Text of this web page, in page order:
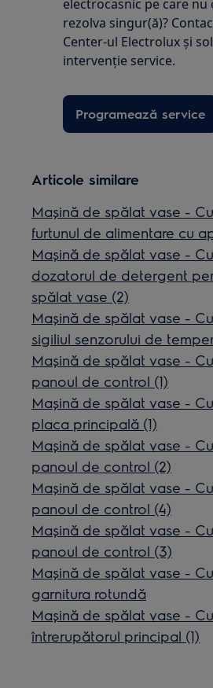
electrocasnic pe care nu
rezolva singur(ă)?
Center-ul Electrolux și
intervenţie service.
Programează service
Articole similare
Mașină de spălat vase -
furtunul de alimentare cu
Mașină de spălat vase -
dozatorul de detergent
spălat vase (2)
Mașină de spălat vase -
sigiliul senzorului de
Mașină de spălat vase -
panoul de control (1)
Mașină de spălat vase -
placa principală (1)
Mașină de spălat vase -
panoul de control (2)
Mașină de spălat vase -
panoul de control (4)
Mașină de spălat vase -
panoul de control (3)
Mașină de spălat vase -
garnitura rotundă
Mașină de spălat vase -
întrerupătorul principal (1)